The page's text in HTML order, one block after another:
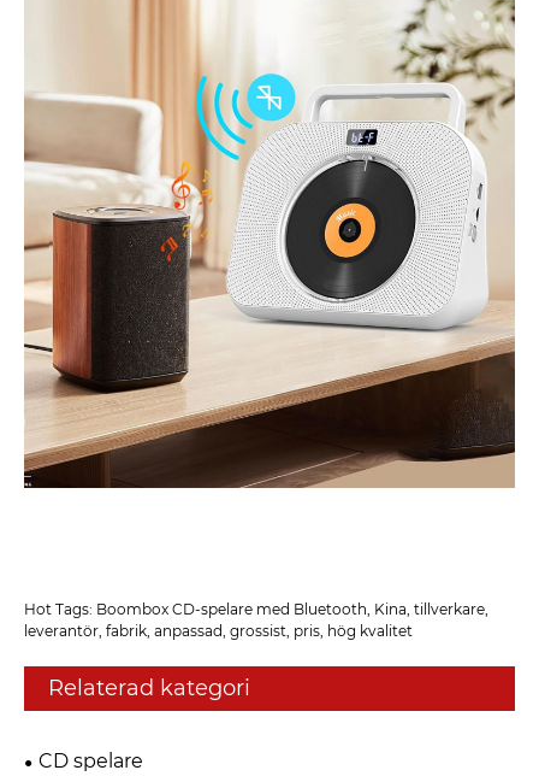
Hot Tags: Boombox CD-spelare med Bluetooth, Kina, tillverkare,
leverantör, fabrik, anpassad, grossist, pris, hög kvalitet
Relaterad kategori
CD spelare